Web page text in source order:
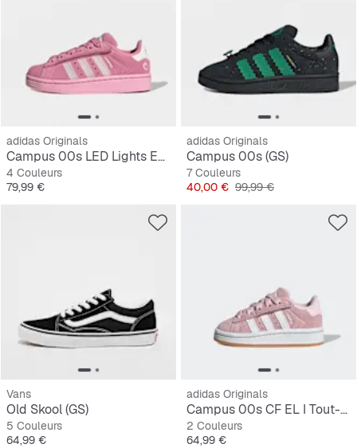
adidas Originals
Campus 00s LED Lights Enfants
4 Couleurs
Prix
79,99 €
adidas Originals
Campus 00s (GS)
7 Couleurs
Prix
40,00 € Prix original
99,99 €
Vans
Old Skool (GS)
5 Couleurs
Prix
64,99 €
adidas Originals
Campus 00s CF EL I Tout-Petits
2 Couleurs
Prix
64,99 €